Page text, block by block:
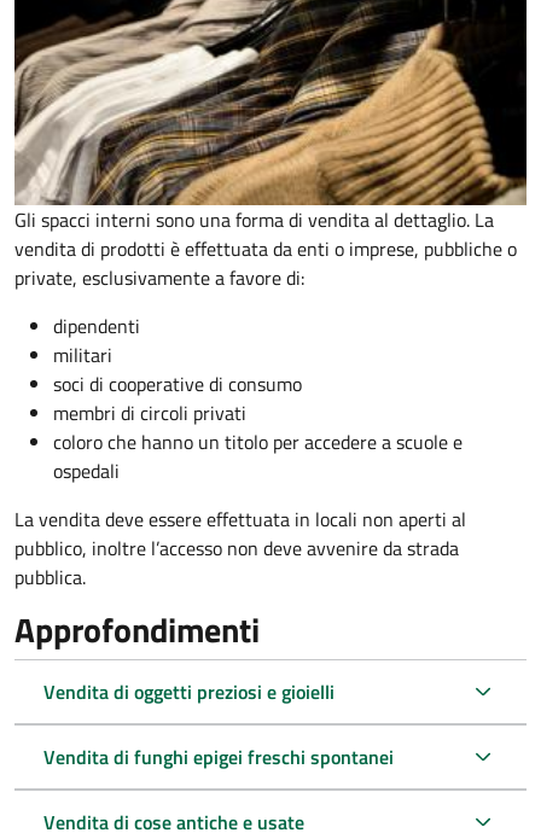
Gli spacci interni sono una forma di vendita al dettaglio. La
vendita di prodotti è effettuata da enti o imprese, pubbliche o
private, esclusivamente a favore di:
dipendenti
militari
soci di cooperative di consumo
membri di circoli privati
coloro che hanno un titolo per accedere a scuole e
ospedali
La vendita deve essere effettuata in locali non aperti al
pubblico, inoltre l’accesso non deve avvenire da strada
pubblica.
Approfondimenti
Vendita di oggetti preziosi e gioielli
Vendita di funghi epigei freschi spontanei
Vendita di cose antiche e usate